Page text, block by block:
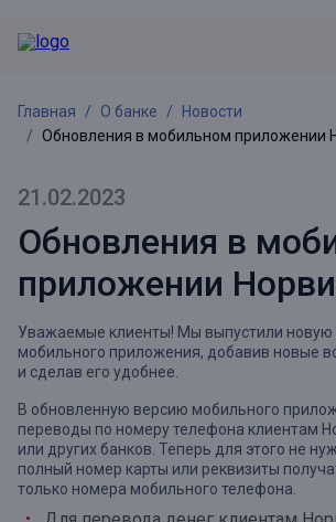
Главная О банке
Новости
Обновления в мобильном приложении
21.02.2023
Обновления в
приложении
Уважаемые клиенты! Мы выпустили новую
мобильного приложения, добавив новые
и сделав его удобнее.
В обновленную версию мобильного
переводы по номеру телефона клиентам
или других банков. Теперь для этого не
полный номер карты или реквизиты
только номера мобильного телефона.